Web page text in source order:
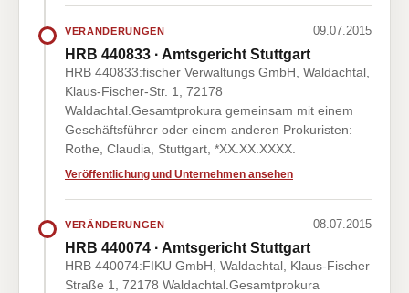
VERÄNDERUNGEN 09.07.2015
HRB 440833 · Amtsgericht Stuttgart
HRB 440833:fischer Verwaltungs GmbH, Waldachtal,
Klaus-Fischer-Str. 1, 72178
Waldachtal.Gesamtprokura gemeinsam mit einem
Geschäftsführer oder einem anderen Prokuristen:
Rothe, Claudia, Stuttgart, *XX.XX.XXXX.
Veröffentlichung und Unternehmen ansehen
VERÄNDERUNGEN 08.07.2015
HRB 440074 · Amtsgericht Stuttgart
HRB 440074:FIKU GmbH, Waldachtal, Klaus-Fischer
Straße 1, 72178 Waldachtal.Gesamtprokura